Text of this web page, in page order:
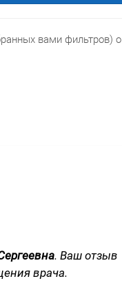
вами фильтров) о
. Ваш отзыв
врача.